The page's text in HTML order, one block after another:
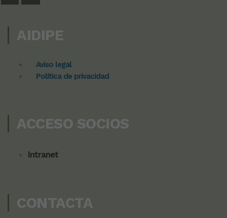
AIDIPE
Aviso legal
Política de privacidad
ACCESO SOCIOS
Intranet
CONTACTA